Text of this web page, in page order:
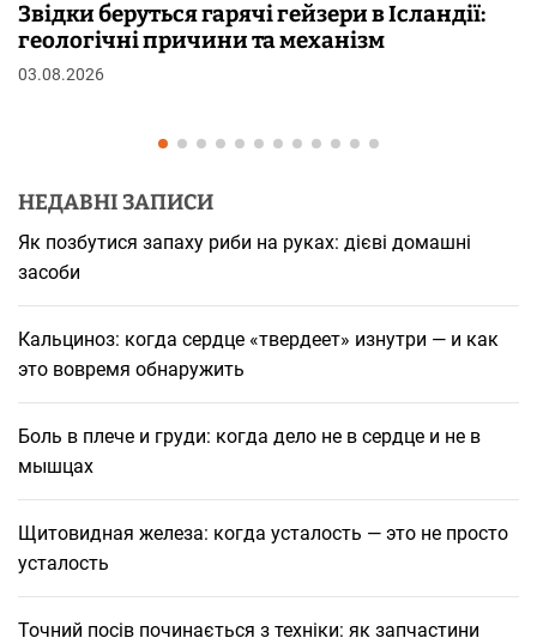
Чому від переляку з’являються
шкірі: фізіологія пілоерекції
НЕДАВНІ ЗАПИСИ
Як позбутися запаху риби на руках: дієві домашні
засоби
Кальциноз: когда сердце «твердеет» изнутри — и как
это вовремя обнаружить
Боль в плече и груди: когда дело не в сердце и не в
мышцах
Щитовидная железа: когда усталость — это не просто
усталость
Точний посів починається з техніки: як запчастини